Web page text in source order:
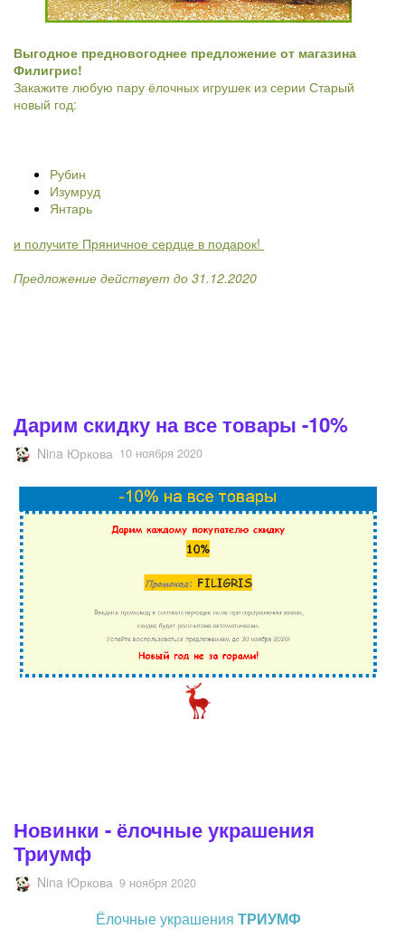
Выгодное предновогоднее предложение от магазина
Филигрис!
Закажите любую пару ёлочных игрушек из серии Старый
новый год:
Рубин
Изумруд
Янтарь
и получите Пряничное сердце в подарок!
Предложение действует до 31.12.2020
Дарим скидку на все товары -10%
Nina Юркова 10 ноября 2020
Новинки - ёлочные украшения
Триумф​
Nina Юркова 9 ноября 2020
Ёлочные украшения ТРИУМФ